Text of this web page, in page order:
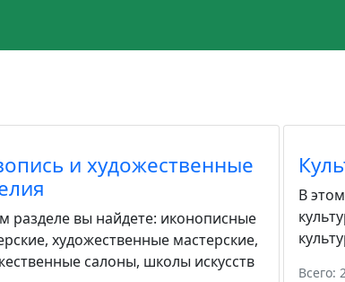
и художественные
разделе вы найдете: иконописные
,художественные мастерские,
салоны, школы искусств
В
Всего: